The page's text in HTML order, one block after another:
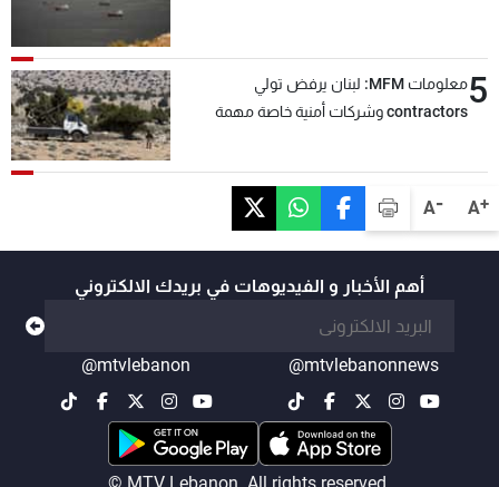
A+
A-
5
معلومات MFM: لبنان يرفض تولي
contractors وشركات أمنية خاصة مهمة
أهم الأخبار و الفيديوهات في بريدك الالكتروني
@mtvlebanonnews
@mtvlebanon
© MTV Lebanon. All rights reserved.